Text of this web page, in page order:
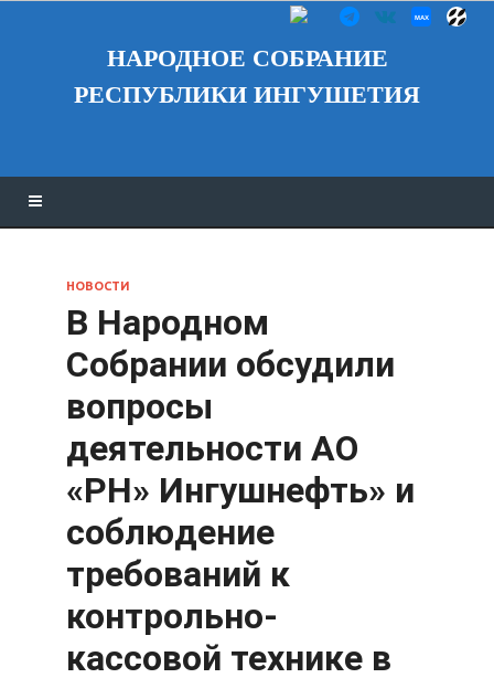
НАРОДНОЕ СОБРАНИЕ
РЕСПУБЛИКИ ИНГУШЕТИЯ
НОВОСТИ
В Народном
Собрании обсудили
вопросы
деятельности АО
«РН» Ингушнефть» и
соблюдение
требований к
контрольно-
кассовой технике в